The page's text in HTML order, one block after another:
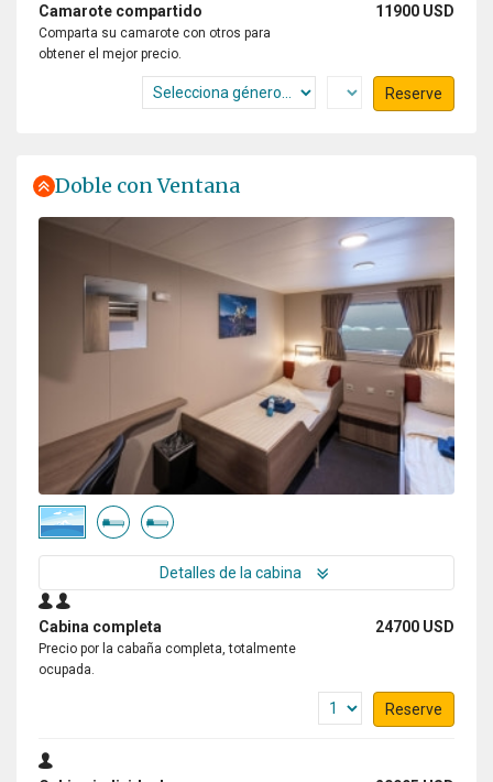
Camarote compartido 11900 USD
Comparta su camarote con otros para
obtener el mejor precio.
Reserve
Doble con Ventana
Detalles de la cabina
Cabina completa 24700 USD
Precio por la cabaña completa, totalmente
ocupada.
Reserve